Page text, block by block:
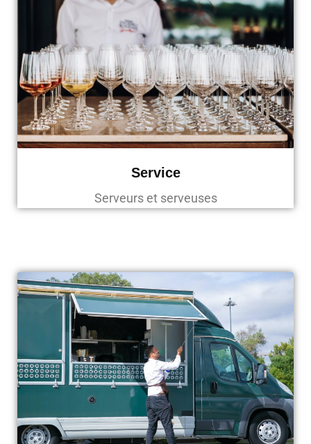
Service
Serveurs et serveuses